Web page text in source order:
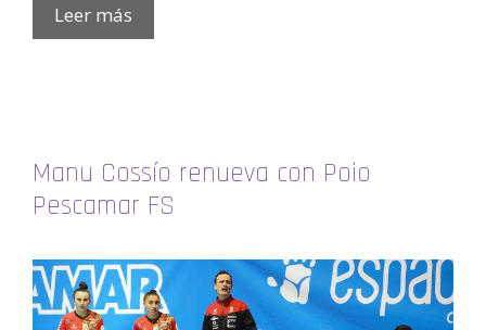
Leer más
Manu Cossío renueva con Poio
Pescamar FS